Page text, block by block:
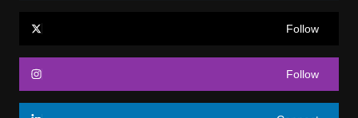
Follow
Follow